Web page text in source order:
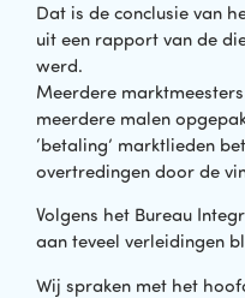
Dat is de conclusie van
uit een rapport van de
werd.
Meerdere
meerdere malen
‘betaling’ marktlieden
overtredingen door de
Volgens het Bureau
aan teveel verleidingen
Wij spraken met het